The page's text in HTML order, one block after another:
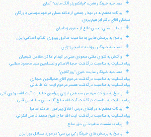
+ مصاحبه خبرنگار نشريه "فرانكفورتر آلگ ماينه" آلمان
+
بيانات معظم له در ديدار جمعي از علاقه مندان مرحوم مهندس بازرگان
سخنان آقاي دكتر ابراهيم يزدي:
+ ديدار اعضاي انجمن دفاع از حقوق زندانيان
+ پاسخ به پرسش هايي به مناسبت سالروز پيروزي انقلاب اسلامي ايران
+ مصاحبه خبرنگار روزنامه "مانيچي" ژاپن
+
واكنش به فتواي مفتي سعودي مبني بر انهدام اماكن مقدس شيعيان
پيام تسليت به مناسبت درگذشت حجة الاسلام والمسلمين سيد محمود مطلبي
+
مصاحبه خبرنگار سايت خبري "روزآنلاين"
پيام تسليت به مناسبت درگذشت مرحوم آقاي فخرالدين حجازي
پيام تسليت به مناسبت درگذشت همسر مرحوم آيت الله طالقاني
+
پاسخ به سؤالات مهندس مصطفي ايزدي پيرامون خاطرات آيت الله مهدوي كني
پيام تسليت به مناسبت درگذشت آيت الله حاج آقا حسن طباطبايي قمي
+
بيانات معظم له در ابتداي درس اخلاق پيرامون حادثه سامرا
پيام تسليت به مناسبت درگذشت آيت الله حاج شيخ محمد فاضل لنكراني
+ پيام به نشست مطبوعاتي حق صلح
+ پاسخ به پرسش هاي خبرنگار "بي بي سي" در مورد مسائل روز ايران